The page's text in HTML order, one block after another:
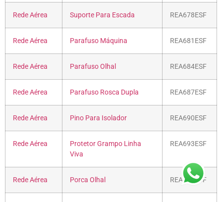
Rede Aérea Suporte Para Escada REA678ESF
Rede Aérea Parafuso Máquina REA681ESF
Rede Aérea Parafuso Olhal REA684ESF
Rede Aérea Parafuso Rosca Dupla REA687ESF
Rede Aérea Pino Para Isolador REA690ESF
Rede Aérea
Protetor Grampo Linha
Viva
REA693ESF
Rede Aérea Porca Olhal REA696ESF